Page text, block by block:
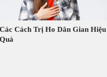
Cách Trị Ho Dân Gian Hiệu